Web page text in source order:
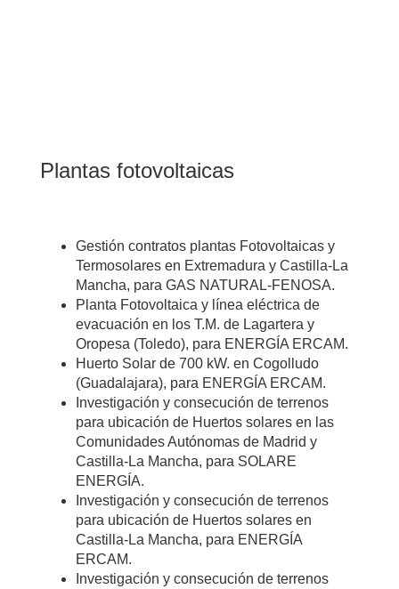
Plantas fotovoltaicas
Gestión contratos plantas Fotovoltaicas y
Termosolares en Extremadura y Castilla-La
Mancha, para GAS NATURAL-FENOSA.
Planta Fotovoltaica y línea eléctrica de
evacuación en los T.M. de Lagartera y
Oropesa (Toledo), para ENERGÍA ERCAM.
Huerto Solar de 700 kW. en Cogolludo
(Guadalajara), para ENERGÍA ERCAM.
Investigación y consecución de terrenos
para ubicación de Huertos solares en las
Comunidades Autónomas de Madrid y
Castilla-La Mancha, para SOLARE
ENERGÍA.
Investigación y consecución de terrenos
para ubicación de Huertos solares en
Castilla-La Mancha, para ENERGÍA
ERCAM.
Investigación y consecución de terrenos